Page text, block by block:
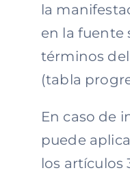
la
en la fuente
términos del
(tabla
En caso de
puede
los artículos